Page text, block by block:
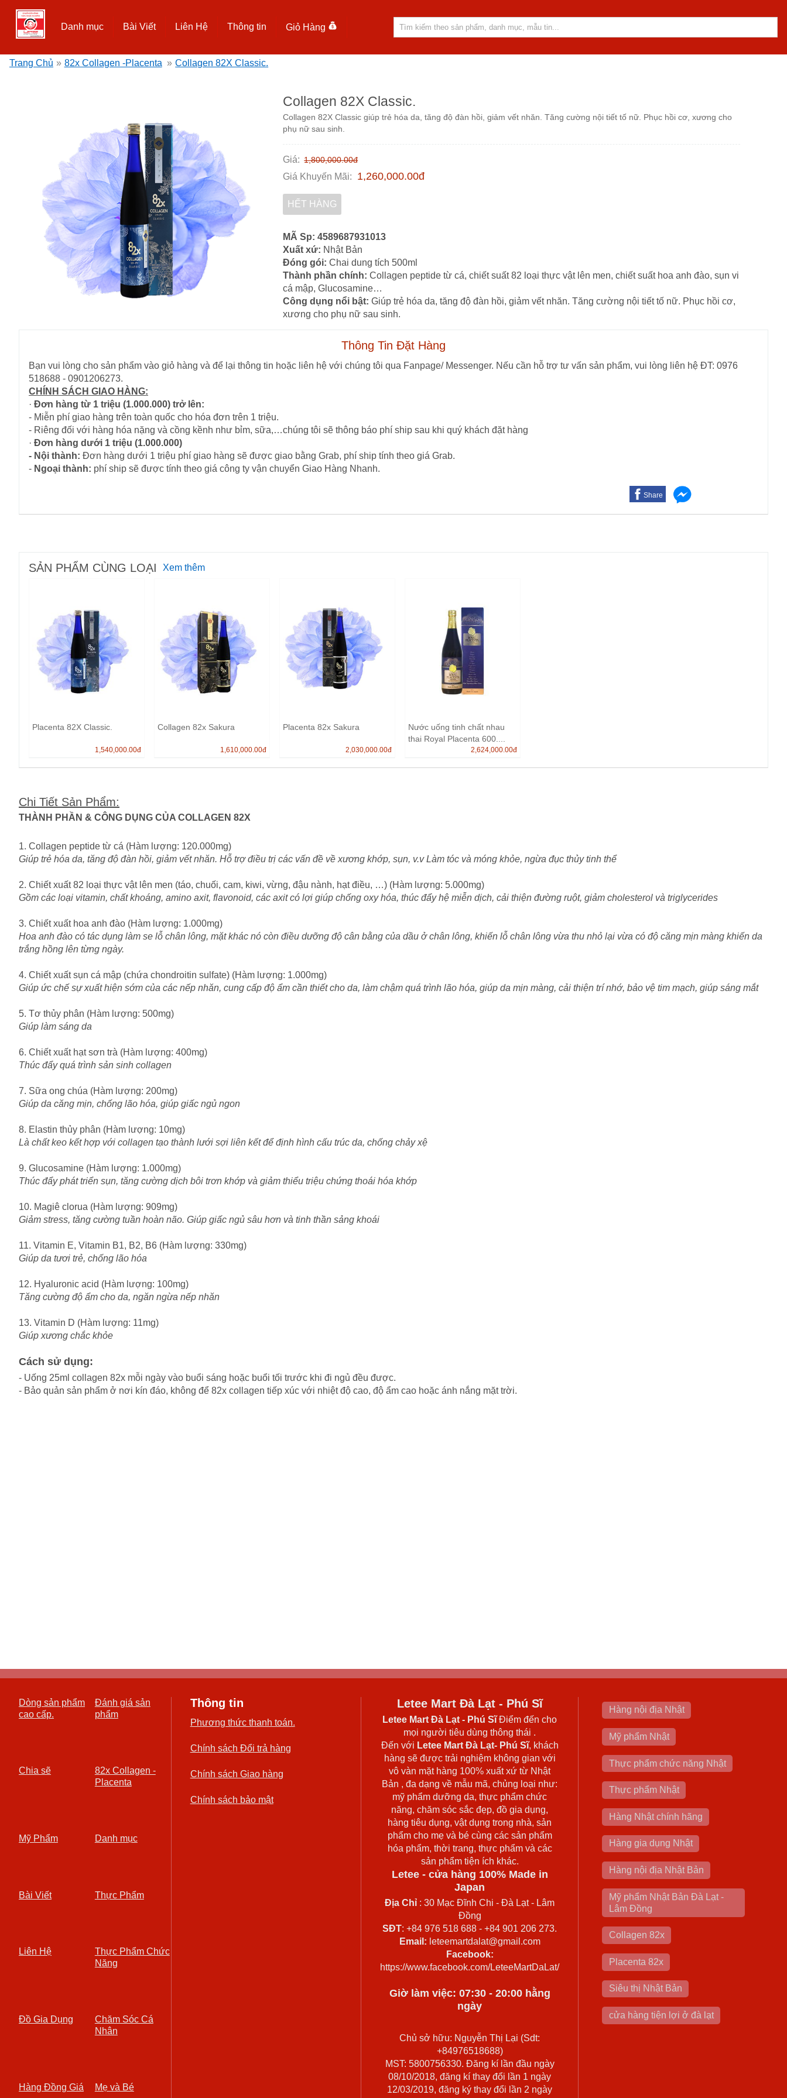
Danh mục Bài Viết Liên Hệ Thông tin Giỏ Hàng
Trang Chủ » 82x Collagen -Placenta » Collagen 82X Classic.
Collagen 82X Classic.
Collagen 82X Classic giúp trẻ hóa da, tăng độ đàn hồi, giảm vết nhăn. Tăng cường nội tiết tố nữ. Phục hồi cơ, xương cho
phụ nữ sau sinh.
Giá: 1,800,000.00đ
Giá Khuyến Mãi: 1,260,000.00đ
HẾT HÀNG
MÃ Sp: 4589687931013
Xuất xứ: Nhật Bản
Đóng gói: Chai dung tích 500ml
Thành phần chính:Collagen peptide từ cá, chiết suất 82 loại thực vật lên men, chiết suất hoa anh đào, sụn vi
cá mập, Glucosamine…
Công dụng nổi bật: Giúp trẻ hóa da, tăng độ đàn hồi, giảm vết nhăn. Tăng cường nội tiết tố nữ. Phục hồi cơ,
xương cho phụ nữ sau sinh.
Thông Tin Đặt Hàng
Bạn vui lòng cho sản phẩm vào giỏ hàng và để lại thông tin hoặc liên hệ với chúng tôi qua Fanpage/ Messenger. Nếu cần hỗ trợ tư vấn sản phẩm, vui lòng liên hệ ĐT: 0976
518688 - 0901206273.
CHÍNH SÁCH GIAO HÀNG:
· Đơn hàng từ 1 triệu (1.000.000) trở lên:
- Miễn phí giao hàng trên toàn quốc cho hóa đơn trên 1 triệu.
- Riêng đối với hàng hóa nặng và cồng kềnh như bỉm, sữa,…chúng tôi sẽ thông báo phí ship sau khi quý khách đặt hàng
· Đơn hàng dưới 1 triệu (1.000.000)
- Nội thành: Đơn hàng dưới 1 triệu phí giao hàng sẽ được giao bằng Grab, phí ship tính theo giá Grab.
- Ngoại thành: phí ship sẽ được tính theo giá công ty vận chuyển Giao Hàng Nhanh.
Share
SẢN PHẨM CÙNG LOẠI Xem thêm
Placenta 82X Classic.
1,540,000.00đ
Collagen 82x Sakura
1,610,000.00đ
Placenta 82x Sakura
2,030,000.00đ
Nước uống tinh chất nhau
thai Royal Placenta 600....
2,624,000.00đ
Chi Tiết Sản Phẩm:
THÀNH PHẦN & CÔNG DỤNG CỦA COLLAGEN 82X
1. Collagen peptide từ cá (Hàm lượng: 120.000mg)
Giúp trẻ hóa da, tăng độ đàn hồi, giảm vết nhăn. Hỗ trợ điều trị các vấn đề về xương khớp, sụn, v.v Làm tóc và móng khỏe, ngừa đục thủy tinh thể
2. Chiết xuất 82 loại thực vật lên men (táo, chuối, cam, kiwi, vừng, đậu nành, hạt điều, …) (Hàm lượng: 5.000mg)
Gồm các loại vitamin, chất khoáng, amino axit, flavonoid, các axit có lợi giúp chống oxy hóa, thúc đẩy hệ miễn dịch, cải thiện đường ruột, giảm cholesterol và triglycerides
3. Chiết xuất hoa anh đào (Hàm lượng: 1.000mg)
Hoa anh đào có tác dụng làm se lỗ chân lông, mặt khác nó còn điều dưỡng độ cân bằng của dầu ở chân lông, khiến lỗ chân lông vừa thu nhỏ lại vừa có độ căng mịn màng khiến da
trắng hồng lên từng ngày.
4. Chiết xuất sụn cá mập (chứa chondroitin sulfate) (Hàm lượng: 1.000mg)
Giúp ức chế sự xuất hiện sớm của các nếp nhăn, cung cấp độ ẩm cần thiết cho da, làm chậm quá trình lão hóa, giúp da mịn màng, cải thiện trí nhớ, bảo vệ tim mạch, giúp sáng mắt
5. Tơ thủy phân (Hàm lượng: 500mg)
Giúp làm sáng da
6. Chiết xuất hạt sơn trà (Hàm lượng: 400mg)
Thúc đẩy quá trình sản sinh collagen
7. Sữa ong chúa (Hàm lượng: 200mg)
Giúp da căng mịn, chống lão hóa, giúp giấc ngủ ngon
8. Elastin thủy phân (Hàm lượng: 10mg)
Là chất keo kết hợp với collagen tạo thành lưới sợi liên kết để định hình cấu trúc da, chống chảy xệ
9. Glucosamine (Hàm lượng: 1.000mg)
Thúc đẩy phát triển sụn, tăng cường dịch bôi trơn khớp và giảm thiểu triệu chứng thoái hóa khớp
10. Magiê clorua (Hàm lượng: 909mg)
Giảm stress, tăng cường tuần hoàn não. Giúp giấc ngủ sâu hơn và tinh thần sảng khoái
11. Vitamin E, Vitamin B1, B2, B6 (Hàm lượng: 330mg)
Giúp da tươi trẻ, chống lão hóa
12. Hyaluronic acid (Hàm lượng: 100mg)
Tăng cường độ ẩm cho da, ngăn ngừa nếp nhăn
13. Vitamin D (Hàm lượng: 11mg)
Giúp xương chắc khỏe
Cách sử dụng:
- Uống 25ml collagen 82x mỗi ngày vào buổi sáng hoặc buổi tối trước khi đi ngủ đều được.
- Bảo quản sản phẩm ở nơi kín đáo, không để 82x collagen tiếp xúc với nhiệt độ cao, độ ẩm cao hoặc ánh nắng mặt trời.
Dòng sản phẩm
cao cấp.
Đánh giá sản
phẩm
Chia sẽ
82x Collagen -
Placenta
Mỹ Phẩm Danh mục
Bài Viết Thực Phẩm
Liên Hệ
Thực Phẩm Chức
Năng
Đồ Gia Dụng
Chăm Sóc Cá
Nhân
Hàng Đồng Giá Mẹ và Bé
Thông tin
Phương thức thanh toán.
Chính sách Đổi trả hàng
Chính sách Giao hàng
Chính sách bảo mật
Letee Mart Đà Lạt - Phú Sĩ
Letee Mart Đà Lạt - Phú SĩĐiểm đến cho
mọi người tiêu dùng thông thái .
Đến với Letee Mart Đà Lạt- Phú Sĩ, khách
hàng sẽ được trải nghiệm không gian với
vô vàn mặt hàng 100% xuất xứ từ Nhật
Bản , đa dạng về mẫu mã, chủng loại như:
mỹ phẩm dưỡng da, thực phẩm chức
năng, chăm sóc sắc đẹp, đồ gia dụng,
hàng tiêu dụng, vật dụng trong nhà, sản
phẩm cho mẹ và bé cùng các sản phẩm
hóa phẩm, thời trang, thực phẩm và các
sản phẩm tiện ích khác.
Letee - cửa hàng 100% Made in
Japan
Địa Chỉ : 30 Mạc Đĩnh Chi - Đà Lạt - Lâm
Đồng
SĐT: +84 976 518 688 - +84 901 206 273.
Email: leteemartdalat@gmail.com
Facebook:
https://www.facebook.com/LeteeMartDaLat/
Giờ làm việc: 07:30 - 20:00 hằng
ngày
Chủ sở hữu: Nguyễn Thị Lại (Sdt:
+84976518688)
MST: 5800756330. Đăng kí lần đầu ngày
08/10/2018, đăng kí thay đổi lần 1 ngày
12/03/2019, đăng ký thay đổi lần 2 ngày
Hàng nội địa Nhật
Mỹ phẩm Nhật
Thực phẩm chức năng Nhật
Thực phẩm Nhật
Hàng Nhật chính hãng
Hàng gia dụng Nhật
Hàng nội địa Nhật Bản
Mỹ phẩm Nhật Bản Đà Lạt -
Lâm Đồng
Collagen 82x
Placenta 82x
Siêu thị Nhật Bản
cửa hàng tiện lợi ở đà lạt